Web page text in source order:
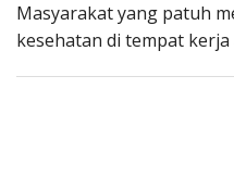
Masyarakat yang patuh
kesehatan di tempat